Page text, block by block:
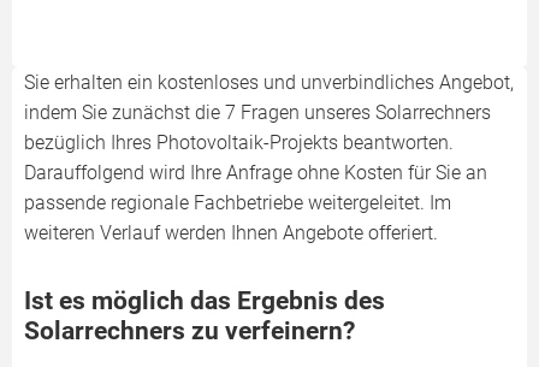
Sie erhalten ein kostenloses und unverbindliches Angebot,
indem Sie zunächst die 7 Fragen unseres Solarrechners
bezüglich Ihres Photovoltaik-Projekts beantworten.
Darauffolgend wird Ihre Anfrage ohne Kosten für Sie an
passende regionale Fachbetriebe weitergeleitet. Im
weiteren Verlauf werden Ihnen Angebote offeriert.
Ist es möglich das Ergebnis des
Solarrechners zu verfeinern?